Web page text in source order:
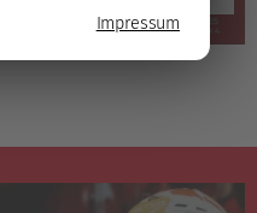
Impressum